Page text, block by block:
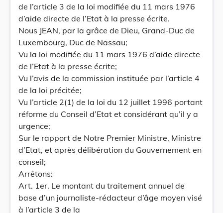
de l’article 3 de la loi modifiée du 11 mars 1976
d’aide directe de l’Etat à la presse écrite.
Nous JEAN, par la grâce de Dieu, Grand-Duc de
Luxembourg, Duc de Nassau;
Vu la loi modifiée du 11 mars 1976 d’aide directe
de l’Etat à la presse écrite;
Vu l’avis de la commission instituée par l’article 4
de la loi précitée;
Vu l’article 2(1) de la loi du 12 juillet 1996 portant
réforme du Conseil d’Etat et considérant qu’il y a
urgence;
Sur le rapport de Notre Premier Ministre, Ministre
d’Etat, et après délibération du Gouvernement en
conseil;
Arrêtons:
Art. 1er. Le montant du traitement annuel de
base d’un journaliste-rédacteur d’âge moyen visé
à l’article 3 de la